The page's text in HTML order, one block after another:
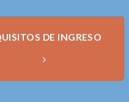
DE INGRESO